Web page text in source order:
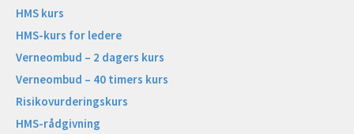
HMS kurs
HMS-kurs for ledere
Verneombud – 2 dagers kurs
Verneombud – 40 timers kurs
Risikovurderingskurs
HMS-rådgivning